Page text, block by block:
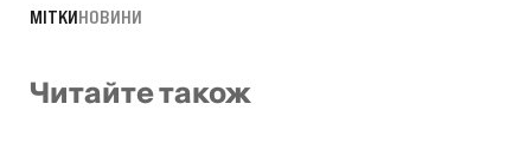
МІТКИНОВИНИ
Читайте також